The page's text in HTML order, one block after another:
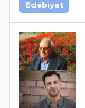
Edebiyat